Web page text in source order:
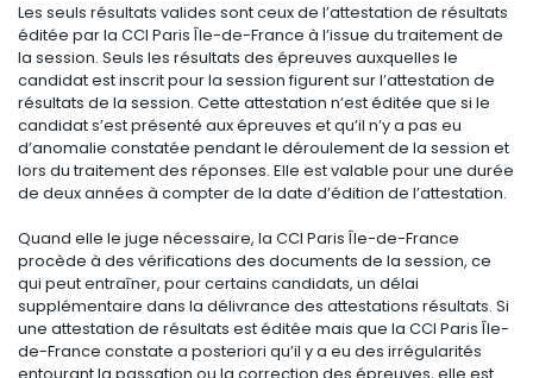
Les seuls résultats valides sont ceux de l’attestation de résultats
éditée par la CCI Paris Île-de-France à l’issue du traitement de
la session. Seuls les résultats des épreuves auxquelles le
candidat est inscrit pour la session figurent sur l’attestation de
résultats de la session. Cette attestation n’est éditée que si le
candidat s’est présenté aux épreuves et qu’il n’y a pas eu
d’anomalie constatée pendant le déroulement de la session et
lors du traitement des réponses. Elle est valable pour une durée
de deux années à compter de la date d’édition de l’attestation.
Quand elle le juge nécessaire, la CCI Paris Île-de-France
procède à des vérifications des documents de la session, ce
qui peut entraîner, pour certains candidats, un délai
supplémentaire dans la délivrance des attestations résultats. Si
une attestation de résultats est éditée mais que la CCI Paris Île-
de-France constate a posteriori qu’il y a eu des irrégularités